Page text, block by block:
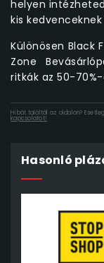
helyen
kis kedvenceknek
Különösen Black
Zone
ritkák az 50-
Hibát találtál az oldalon?
kapcsolatot!
Hasonló